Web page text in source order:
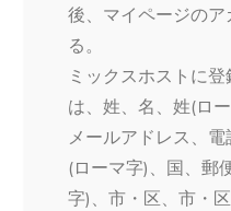
後、マイページの
る。
ミックスホストに
は、姓、名、姓(ロ
メールアドレス、
(ローマ字)、国、郵
字)、市・区、市・